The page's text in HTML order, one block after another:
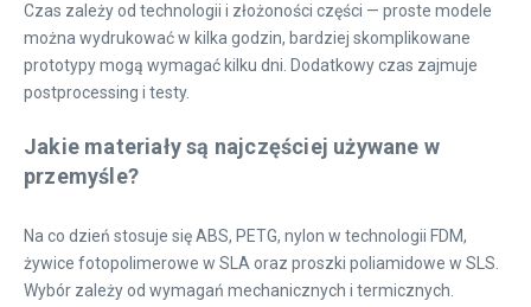
Czas zależy od technologii i złożoności części — proste modele
można wydrukować w kilka godzin, bardziej skomplikowane
prototypy mogą wymagać kilku dni. Dodatkowy czas zajmuje
postprocessing i testy.
Jakie materiały są najczęściej używane w
przemyśle?
Na co dzień stosuje się ABS, PETG, nylon w technologii FDM,
żywice fotopolimerowe w SLA oraz proszki poliamidowe w SLS.
Wybór zależy od wymagań mechanicznych i termicznych.